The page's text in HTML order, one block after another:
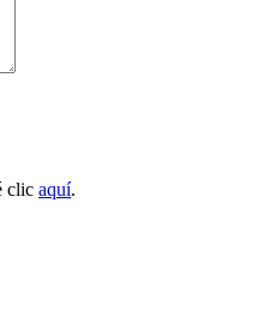
clic aquí.